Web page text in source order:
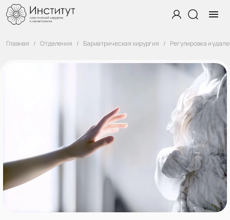
Главная Отделения Бариатрическая хирургия Регулировка и